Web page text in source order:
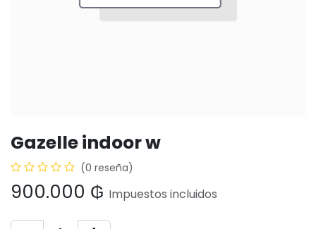
Gazelle indoor w
(0 reseña)
900.000 ₲ Impuestos incluidos